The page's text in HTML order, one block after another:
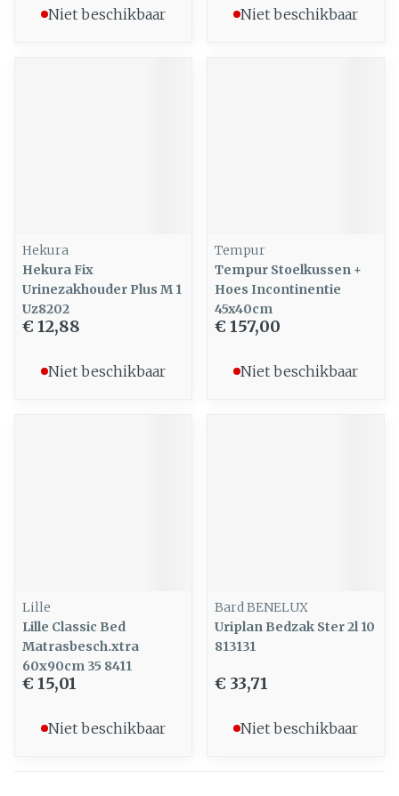
Niet beschikbaar Niet beschikbaar
Hekura
Hekura Fix
Urinezakhouder Plus M 1
Uz8202
€ 12,88
Niet beschikbaar
Tempur
Tempur Stoelkussen +
Hoes Incontinentie
45x40cm
€ 157,00
Niet beschikbaar
Lille
Lille Classic Bed
Matrasbesch.xtra
60x90cm 35 8411
€ 15,01
Niet beschikbaar
Bard BENELUX
Uriplan Bedzak Ster 2l 10
813131
€ 33,71
Niet beschikbaar